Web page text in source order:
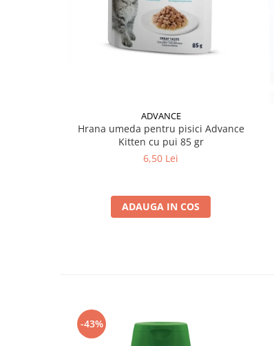
ADVANCE
Hrana umeda pentru pisici Advance
Kitten cu pui 85 gr
6,50 Lei
ADAUGA IN COS
-43%